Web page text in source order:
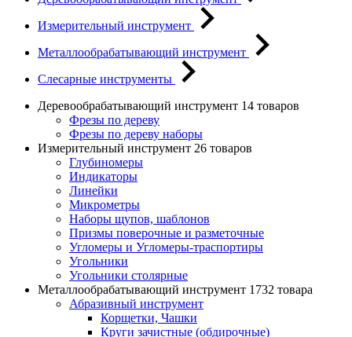
Измерительный инструмент
Металлообрабатывающий инструмент
Слесарные инструменты
Деревообрабатывающий инструмент 14 товаров
Фрезы по дереву
Фрезы по дереву наборы
Измерительный инструмент 26 товаров
Глубиномеры
Индикаторы
Линейки
Микрометры
Наборы щупов, шаблонов
Призмы поверочные и разметочные
Угломеры и Угломеры-траспортиры
Угольники
Угольники столярные
Металлообрабатывающий инструмент 1732 товара
Абразивный инструмент
Корщетки, Чашки
Круги зачистные (обдирочные)